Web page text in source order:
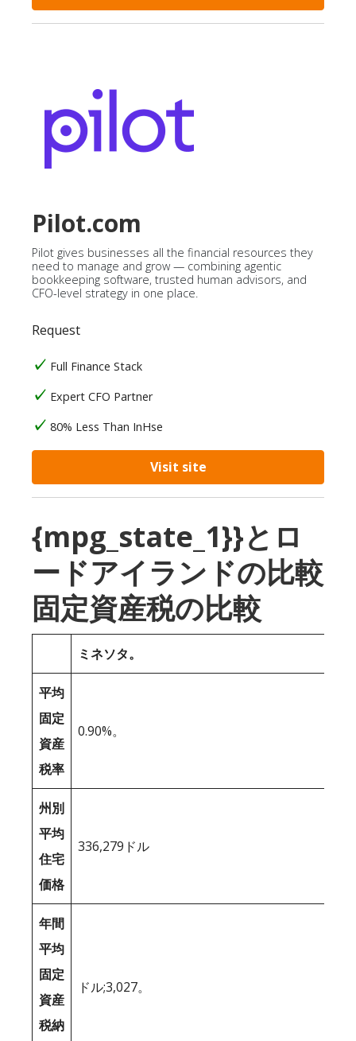
Pilot.com
Pilot gives businesses all the financial resources they
need to manage and grow — combining agentic
bookkeeping software, trusted human advisors, and
CFO-level strategy in one place.
Request
Full Finance Stack
Expert CFO Partner
80% Less Than InHse
Visit site
{mpg_state_1}}とロ
ードアイランドの比較
固定資産税の比較
ミネソタ。
平均
固定
資産
税率
0.90%。
州別
平均
住宅
価格
336,279ドル
年間
平均
固定
資産
税納
ドル;3,027。